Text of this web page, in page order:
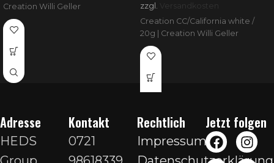
Creation Willi Geller
zzgl.
Versandkosten
Creation CC/California white /
20g | Creation Willi Geller
Adresse
HEDS
Kontakt
0721
Rechtlich
Impressum
Jetzt folgen